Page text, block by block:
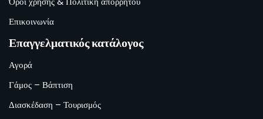
Επικοινωνία
Επαγγελματικός κατάλογος
Αγορά
Γάμος – Βάπτιση
Διασκέδαση – Τουρισμός